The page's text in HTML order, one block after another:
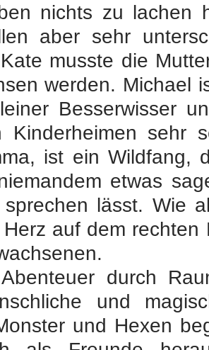
nichts zu lachen
aber sehr
musste die
werden. Michael
Besserwisser
Kinderheimen sehr
ist ein Wildfang,
etwas
lässt. Wie
auf dem
durch
und
und Hexen